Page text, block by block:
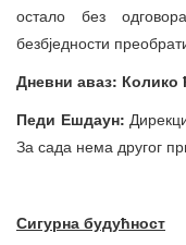
остало без
безбједности
Дневни аваз:
Педи Ешдаун:
За сада нема другог
Сигурна будућност